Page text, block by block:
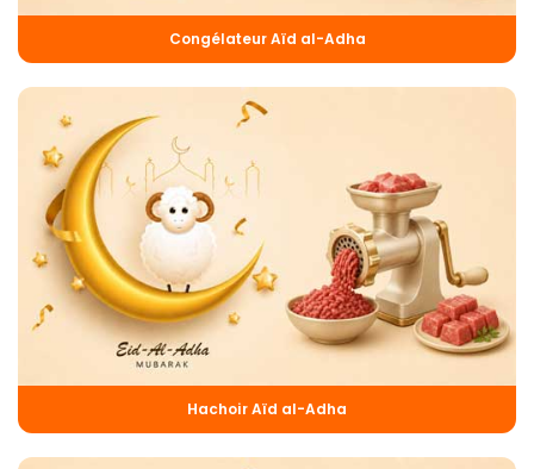
Congélateur Aïd al-Adha
Hachoir Aïd al-Adha